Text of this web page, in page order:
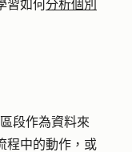
習如何分析個別
段作為資料來
程中的動作，或